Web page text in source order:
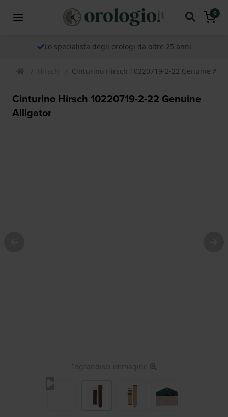
0
Lo specialista degli orologi da oltre 25 anni
Hirsch Cinturino Hirsch 10220719-2-22 Genuine
Cinturino Hirsch 10220719-2-22 Genuine
Alligator
Ingrandisci immagine